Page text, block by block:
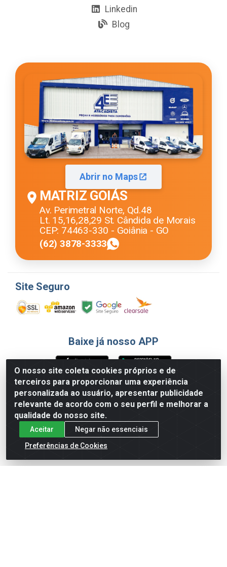
O nosso site coleta cookies próprios e de
terceiros para proporcionar uma experiência
personalizada ao usuário, apresentar publicidade
relevante de acordo com o seu perfil e melhorar a
qualidade do nosso site.
Aceitar
Negar não essenciais
Preferências de Cookies
Linkedin
Blog
Abrir no Maps
MATRIZ GOIÁS
Av. Perimetral Norte, Qd.48
Lt. 15,16,28,29 St. Cândida de Morais
CEP: 74463-330 - Goiânia - GO
(62) 3878-3333
Site Seguro
Baixe já nosso APP
Formas de Pagamento